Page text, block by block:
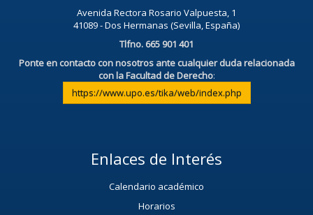
Avenida Rectora Rosario Valpuesta, 1
41089 - Dos Hermanas (Sevilla, España)
Tlfno. 665 901 401
Ponte en contacto con nosotros ante cualquier duda relacionada
con la Facultad de Derecho:
https://www.upo.es/tika/web/index.php
Enlaces de Interés
Calendario académico
Horarios